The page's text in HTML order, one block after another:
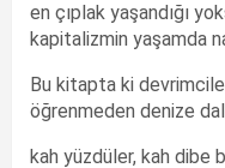
en çıplak yaşandığı
kapitalizmin yaşamda
Bu kitapta ki
öğrenmeden denize
kah yüzdüler, kah dibe